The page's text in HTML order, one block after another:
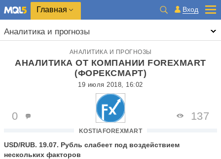
Главная Вход
Аналитика и прогнозы
АНАЛИТИКА И ПРОГНОЗЫ
АНАЛИТИКА ОТ КОМПАНИИ FOREXMART
(ФОРЕКСМАРТ)
19 июля 2018, 16:02
KOSTIAFOREXMART
0 137
USD/RUB. 19.07. Рубль слабеет под воздействием
нескольких факторов